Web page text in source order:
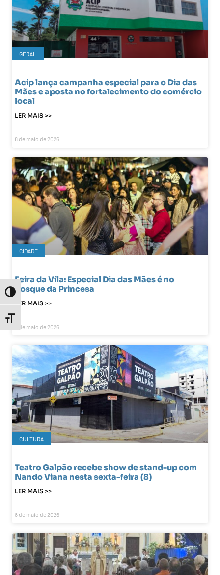
Toggle High Contrast
Toggle Font size
GERAL
Acip lança campanha especial para o Dia das
Mães e aposta no fortalecimento do comércio
local
LER MAIS >>
8 de maio de 2026
CIDADE
Feira da Vila: Especial Dia das Mães é no
Bosque da Princesa
LER MAIS >>
8 de maio de 2026
CULTURA
Teatro Galpão recebe show de stand-up com
Nando Viana nesta sexta-feira (8)
LER MAIS >>
8 de maio de 2026